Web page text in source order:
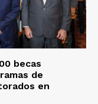
becas
de
en